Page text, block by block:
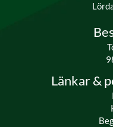
Länkar &